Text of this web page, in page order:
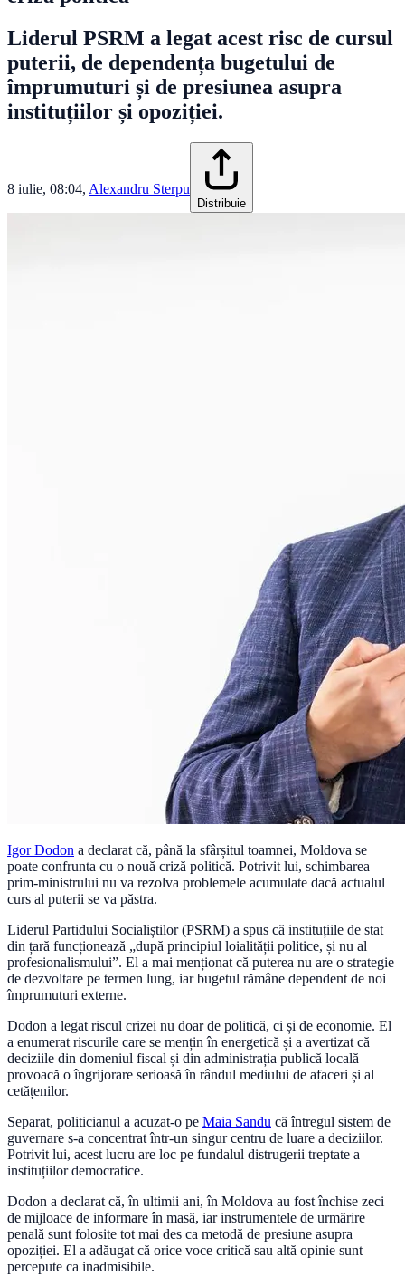
Liderul PSRM a legat acest risc de cursul
puterii, de dependența bugetului de
împrumuturi și de presiunea asupra
instituțiilor și opoziției.
8 iulie, 08:04, Alexandru Sterpu
Distribuie
Igor Dodon a declarat că, până la sfârșitul toamnei, Moldova se
poate confrunta cu o nouă criză politică. Potrivit lui, schimbarea
prim-ministrului nu va rezolva problemele acumulate dacă actualul
curs al puterii se va păstra.
Liderul Partidului Socialiștilor (PSRM) a spus că instituțiile de stat
din țară funcționează „după principiul loialității politice, și nu al
profesionalismului”. El a mai menționat că puterea nu are o strategie
de dezvoltare pe termen lung, iar bugetul rămâne dependent de noi
împrumuturi externe.
Dodon a legat riscul crizei nu doar de politică, ci și de economie. El
a enumerat riscurile care se mențin în energetică și a avertizat că
deciziile din domeniul fiscal și din administrația publică locală
provoacă o îngrijorare serioasă în rândul mediului de afaceri și al
cetățenilor.
Separat, politicianul a acuzat-o pe Maia Sandu că întregul sistem de
guvernare s-a concentrat într-un singur centru de luare a deciziilor.
Potrivit lui, acest lucru are loc pe fundalul distrugerii treptate a
instituțiilor democratice.
Dodon a declarat că, în ultimii ani, în Moldova au fost închise zeci
de mijloace de informare în masă, iar instrumentele de urmărire
penală sunt folosite tot mai des ca metodă de presiune asupra
opoziției. El a adăugat că orice voce critică sau altă opinie sunt
percepute ca inadmisibile.